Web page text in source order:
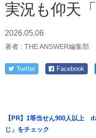
実況も仰天
2026.05.06
著者 : THE ANSWER編集部
Twitter Facebook
【PR】1等当せん900人以上
じ」をチェック